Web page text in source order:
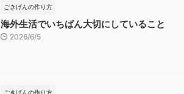
ごきげんの作り方
海外生活でいちばん大切にしていること
2026/6/5
ごきげんの作り方